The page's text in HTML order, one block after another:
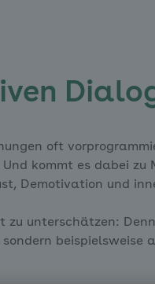
oft
kommt es dabei zu
Demotivation und
zu unterschätzen:
beispielsweise